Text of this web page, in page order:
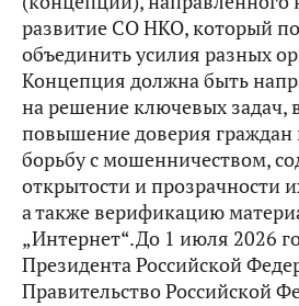
развитие СО НКО, который
объединить усилия разных
Концепция должна быть
на решение ключевых задач,
повышение доверия
борьбу с мошенничеством,
открытости и прозрачности
а также верификацию
„Интернет“.До 1 июля 2026
Президента Российской
Правительство Российской